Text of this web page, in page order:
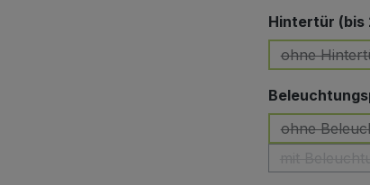
Hintertür (bis
ohne
ohne